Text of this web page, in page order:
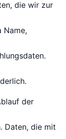
die wir zur
Name,
der
Daten, die mit